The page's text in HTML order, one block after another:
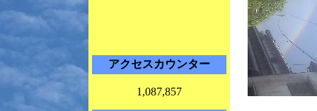
アクセスカウンター
1,087,857